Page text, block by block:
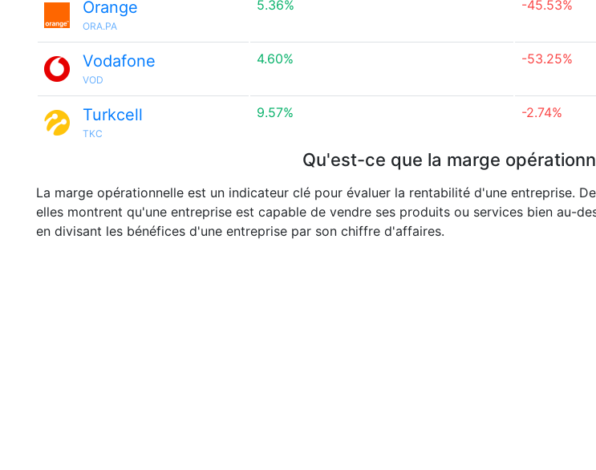
Orange
ORA.PA
5.36% -45.53%
Vodafone
VOD
4.60% -53.25%
Turkcell
TKC
9.57% -2.74%
Qu'est-ce que la marge
La marge opérationnelle est un indicateur clé pour évaluer la rentabilité d'une entreprise.
elles montrent qu'une entreprise est capable de vendre ses produits ou services bien au-
en divisant les bénéfices d'une entreprise par son chiffre d'affaires.